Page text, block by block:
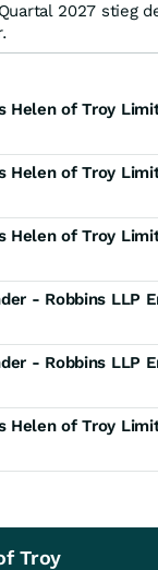
2027 stieg
Troy